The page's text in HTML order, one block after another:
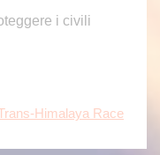
i civili
Himalaya Race